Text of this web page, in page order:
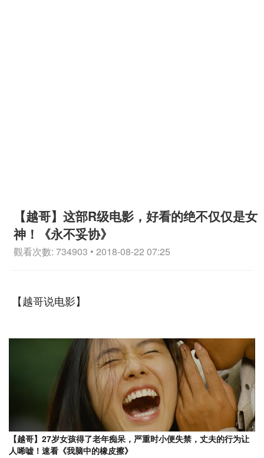
【越哥】这部R级电影，好看的绝不仅仅是女
神！《永不妥协》
觀看次數: 734903 • 2018-08-22 07:25
【越哥说电影】
【越哥】27岁女孩得了老年痴呆，严重时小便失禁，丈夫的行为让
人唏嘘！速看《我脑中的橡皮擦》